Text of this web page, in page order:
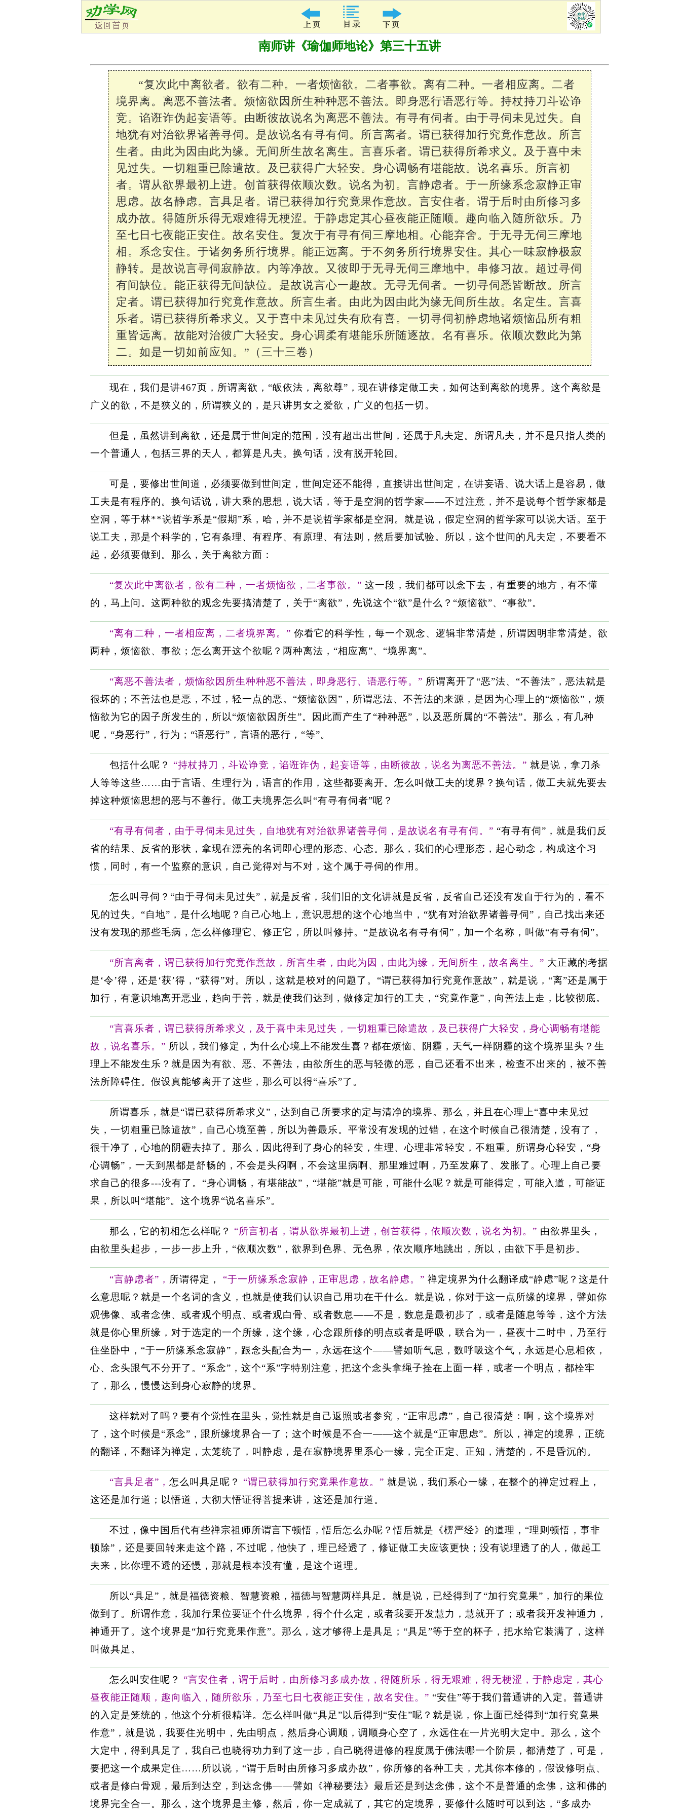
南师讲《瑜伽师地论》第三十五讲
“复次此中离欲者。欲有二种。一者烦恼欲。二者事欲。离有二种。一者相应离。二者
境界离。离恶不善法者。烦恼欲因所生种种恶不善法。即身恶行语恶行等。持杖持刀斗讼诤
竞。谄诳诈伪起妄语等。由断彼故说名为离恶不善法。有寻有伺者。由于寻伺未见过失。自
地犹有对治欲界诸善寻伺。是故说名有寻有伺。所言离者。谓已获得加行究竟作意故。所言
生者。由此为因由此为缘。无间所生故名离生。言喜乐者。谓已获得所希求义。及于喜中未
见过失。一切粗重已除遣故。及已获得广大轻安。身心调畅有堪能故。说名喜乐。所言初
者。谓从欲界最初上进。创首获得依顺次数。说名为初。言静虑者。于一所缘系念寂静正审
思虑。故名静虑。言具足者。谓已获得加行究竟果作意故。言安住者。谓于后时由所修习多
成办故。得随所乐得无艰难得无梗涩。于静虑定其心昼夜能正随顺。趣向临入随所欲乐。乃
至七日七夜能正安住。故名安住。复次于有寻有伺三摩地相。心能弃舍。于无寻无伺三摩地
相。系念安住。于诸匆务所行境界。能正远离。于不匆务所行境界安住。其心一味寂静极寂
静转。是故说言寻伺寂静故。内等净故。又彼即于无寻无伺三摩地中。串修习故。超过寻伺
有间缺位。能正获得无间缺位。是故说言心一趣故。无寻无伺者。一切寻伺悉皆断故。所言
定者。谓已获得加行究竟作意故。所言生者。由此为因由此为缘无间所生故。名定生。言喜
乐者。谓已获得所希求义。又于喜中未见过失有欣有喜。一切寻伺初静虑地诸烦恼品所有粗
重皆远离。故能对治彼广大轻安。身心调柔有堪能乐所随逐故。名有喜乐。依顺次数此为第
二。如是一切如前应知。”（三十三卷）
现在，我们是讲467页，所谓离欲，“皈依法，离欲尊”，现在讲修定做工夫，如何达到离欲的境界。这个离欲是
广义的欲，不是狭义的，所谓狭义的，是只讲男女之爱欲，广义的包括一切。
但是，虽然讲到离欲，还是属于世间定的范围，没有超出出世间，还属于凡夫定。所谓凡夫，并不是只指人类的
一个普通人，包括三界的天人，都算是凡夫。换句话，没有脱开轮回。
可是，要修出世间道，必须要做到世间定，世间定还不能得，直接讲出世间定，在讲妄语、说大话上是容易，做
工夫是有程序的。换句话说，讲大乘的思想，说大话，等于是空洞的哲学家——不过注意，并不是说每个哲学家都是
空洞，等于林**说哲学系是“假期”系，哈，并不是说哲学家都是空洞。就是说，假定空洞的哲学家可以说大话。至于
说工夫，那是个科学的，它有条理、有程序、有原理、有法则，然后要加试验。所以，这个世间的凡夫定，不要看不
起，必须要做到。那么，关于离欲方面：
“复次此中离欲者，欲有二种，一者烦恼欲，二者事欲。” 这一段，我们都可以念下去，有重要的地方，有不懂
的，马上问。这两种欲的观念先要搞清楚了，关于“离欲”，先说这个“欲”是什么？“烦恼欲”、“事欲”。
“离有二种，一者相应离，二者境界离。” 你看它的科学性，每一个观念、逻辑非常清楚，所谓因明非常清楚。欲
两种，烦恼欲、事欲；怎么离开这个欲呢？两种离法，“相应离”、“境界离”。
“离恶不善法者，烦恼欲因所生种种恶不善法，即身恶行、语恶行等。” 所谓离开了“恶”法、“不善法”，恶法就是
很坏的；不善法也是恶，不过，轻一点的恶。“烦恼欲因”，所谓恶法、不善法的来源，是因为心理上的“烦恼欲”，烦
恼欲为它的因子所发生的，所以“烦恼欲因所生”。因此而产生了“种种恶”，以及恶所属的“不善法”。那么，有几种
呢，“身恶行”，行为；“语恶行”，言语的恶行，“等”。
包括什么呢？ “持杖持刀，斗讼诤竞，谄诳诈伪，起妄语等，由断彼故，说名为离恶不善法。” 就是说，拿刀杀
人等等这些……由于言语、生理行为，语言的作用，这些都要离开。怎么叫做工夫的境界？换句话，做工夫就先要去
掉这种烦恼思想的恶与不善行。做工夫境界怎么叫“有寻有伺者”呢？
“有寻有伺者，由于寻伺未见过失，自地犹有对治欲界诸善寻伺，是故说名有寻有伺。” “有寻有伺”，就是我们反
省的结果、反省的形状，拿现在漂亮的名词即心理的形态、心态。那么，我们的心理形态，起心动念，构成这个习
惯，同时，有一个监察的意识，自己觉得对与不对，这个属于寻伺的作用。
怎么叫寻伺？“由于寻伺未见过失”，就是反省，我们旧的文化讲就是反省，反省自己还没有发自于行为的，看不
见的过失。“自地”，是什么地呢？自己心地上，意识思想的这个心地当中，“犹有对治欲界诸善寻伺”，自己找出来还
没有发现的那些毛病，怎么样修理它、修正它，所以叫修持。“是故说名有寻有伺”，加一个名称，叫做“有寻有伺”。
“所言离者，谓已获得加行究竟作意故，所言生者，由此为因，由此为缘，无间所生，故名离生。” 大正藏的考据
是‘令’得，还是‘获’得，“获得”对。所以，这就是校对的问题了。“谓已获得加行究竟作意故”，就是说，“离”还是属于
加行，有意识地离开恶业，趋向于善，就是使我们达到，做修定加行的工夫，“究竟作意”，向善法上走，比较彻底。
“言喜乐者，谓已获得所希求义，及于喜中未见过失，一切粗重已除遣故，及已获得广大轻安，身心调畅有堪能
故，说名喜乐。” 所以，我们修定，为什么心境上不能发生喜？都在烦恼、阴霾，天气一样阴霾的这个境界里头？生
理上不能发生乐？就是因为有欲、恶、不善法，由欲所生的恶与轻微的恶，自己还看不出来，检查不出来的，被不善
法所障碍住。假设真能够离开了这些，那么可以得“喜乐”了。
所谓喜乐，就是“谓已获得所希求义”，达到自己所要求的定与清净的境界。那么，并且在心理上“喜中未见过
失，一切粗重已除遣故”，自己心境至善，所以为善最乐。平常没有发现的过错，在这个时候自己很清楚，没有了，
很干净了，心地的阴霾去掉了。那么，因此得到了身心的轻安，生理、心理非常轻安，不粗重。所谓身心轻安，“身
心调畅”，一天到黑都是舒畅的，不会是头闷啊，不会这里病啊、那里难过啊，乃至发麻了、发胀了。心理上自己要
求自己的很多---没有了。“身心调畅，有堪能故”，“堪能”就是可能，可能什么呢？就是可能得定，可能入道，可能证
果，所以叫“堪能”。这个境界“说名喜乐”。
那么，它的初相怎么样呢？ “所言初者，谓从欲界最初上进，创首获得，依顺次数，说名为初。” 由欲界里头，
由欲里头起步，一步一步上升，“依顺次数”，欲界到色界、无色界，依次顺序地跳出，所以，由欲下手是初步。
“言静虑者”， 所谓得定， “于一所缘系念寂静，正审思虑，故名静虑。” 禅定境界为什么翻译成“静虑”呢？这是什
么意思呢？就是一个名词的含义，也就是使我们认识自己用功在干什么。就是说，你对于这一点所缘的境界，譬如你
观佛像、或者念佛、或者观个明点、或者观白骨、或者数息——不是，数息是最初步了，或者是随息等等，这个方法
就是你心里所缘，对于选定的一个所缘，这个缘，心念跟所修的明点或者是呼吸，联合为一，昼夜十二时中，乃至行
住坐卧中，“于一所缘系念寂静”，跟念头配合为一，永远在这个——譬如听气息，数呼吸这个气，永远是心息相依，
心、念头跟气不分开了。“系念”，这个“系”字特别注意，把这个念头拿绳子拴在上面一样，或者一个明点，都栓牢
了，那么，慢慢达到身心寂静的境界。
这样就对了吗？要有个觉性在里头，觉性就是自己返照或者参究，“正审思虑”，自己很清楚：啊，这个境界对
了，这个时候是“系念”，跟所缘境界合一了；这个时候是不合一——这个就是“正审思虑”。所以，禅定的境界，正统
的翻译，不翻译为禅定，太笼统了，叫静虑，是在寂静境界里系心一缘，完全正定、正知，清楚的，不是昏沉的。
“言具足者”， 怎么叫具足呢？ “谓已获得加行究竟果作意故。” 就是说，我们系心一缘，在整个的禅定过程上，
这还是加行道；以悟道，大彻大悟证得菩提来讲，这还是加行道。
不过，像中国后代有些禅宗祖师所谓言下顿悟，悟后怎么办呢？悟后就是《楞严经》的道理，“理则顿悟，事非
顿除”，还是要回转来走这个路，不过呢，他快了，理已经透了，修证做工夫应该更快；没有说理透了的人，做起工
夫来，比你理不透的还慢，那就是根本没有懂，是这个道理。
所以“具足”，就是福德资粮、智慧资粮，福德与智慧两样具足。就是说，已经得到了“加行究竟果”，加行的果位
做到了。所谓作意，我加行果位要证个什么境界，得个什么定，或者我要开发慧力，慧就开了；或者我开发神通力，
神通开了。这个境界是“加行究竟果作意”。那么，这才够得上是具足；“具足”等于空的杯子，把水给它装满了，这样
叫做具足。
怎么叫安住呢？
“言安住者，谓于后时，由所修习多成办故，得随所乐，得无艰难，得无梗涩，于静虑定，其心
昼夜能正随顺，趣向临入，随所欲乐，乃至七日七夜能正安住，故名安住。” “安住”等于我们普通讲的入定。普通讲
的入定是笼统的，他这个分析很精详。怎么样叫做“具足”以后得到“安住”呢？就是说，你上面已经得到“加行究竟果
作意”，就是说，我要住光明中，先由明点，然后身心调顺，调顺身心空了，永远住在一片光明大定中。那么，这个
大定中，得到具足了，我自己也晓得功力到了这一步，自己晓得进修的程度属于佛法哪一个阶层，都清楚了，可是，
要把这一个成果定住……所以说，“谓于后时由所修习多成办故”，你所修的各种工夫，尤其你本修的，假设修明点、
或者是修白骨观，最后到达空，到达念佛——譬如《禅秘要法》最后还是到达念佛，这个不是普通的念佛，这和佛的
境界完全合一。那么，这个境界是主修，然后，你一定成就了，其它的定境界，要修什么随时可以到达，“多成办